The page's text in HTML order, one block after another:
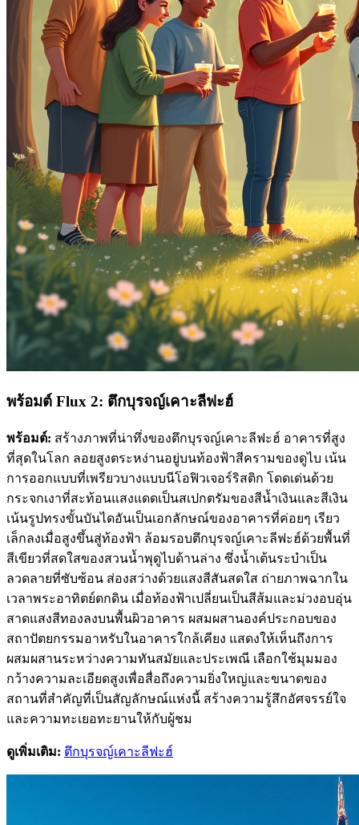
พร้อมต์ Flux 2: ตึกบุรจญ์เคาะลีฟะฮ์
พร้อมต์: สร้างภาพที่น่าทึ่งของตึกบุรจญ์เคาะลีฟะฮ์ อาคารที่สูง
ที่สุดในโลก ลอยสูงตระหง่านอยู่บนท้องฟ้าสีครามของดูไบ เน้น
การออกแบบที่เพรียวบางแบบนีโอฟิวเจอร์ริสติก โดดเด่นด้วย
กระจกเงาที่สะท้อนแสงแดดเป็นสเปกตรัมของสีน้ำเงินและสีเงิน
เน้นรูปทรงขั้นบันไดอันเป็นเอกลักษณ์ของอาคารที่ค่อยๆ เรียว
เล็กลงเมื่อสูงขึ้นสู่ท้องฟ้า ล้อมรอบตึกบุรจญ์เคาะลีฟะฮ์ด้วยพื้นที่
สีเขียวที่สดใสของสวนน้ำพุดูไบด้านล่าง ซึ่งน้ำเต้นระบำเป็น
ลวดลายที่ซับซ้อน ส่องสว่างด้วยแสงสีสันสดใส ถ่ายภาพฉากใน
เวลาพระอาทิตย์ตกดิน เมื่อท้องฟ้าเปลี่ยนเป็นสีส้มและม่วงอบอุ่น
สาดแสงสีทองลงบนพื้นผิวอาคาร ผสมผสานองค์ประกอบของ
สถาปัตยกรรมอาหรับในอาคารใกล้เคียง แสดงให้เห็นถึงการ
ผสมผสานระหว่างความทันสมัยและประเพณี เลือกใช้มุมมอง
กว้างความละเอียดสูงเพื่อสื่อถึงความยิ่งใหญ่และขนาดของ
สถานที่สำคัญที่เป็นสัญลักษณ์แห่งนี้ สร้างความรู้สึกอัศจรรย์ใจ
และความทะเยอทะยานให้กับผู้ชม
ดูเพิ่มเติม: ตึกบุรจญ์เคาะลีฟะฮ์